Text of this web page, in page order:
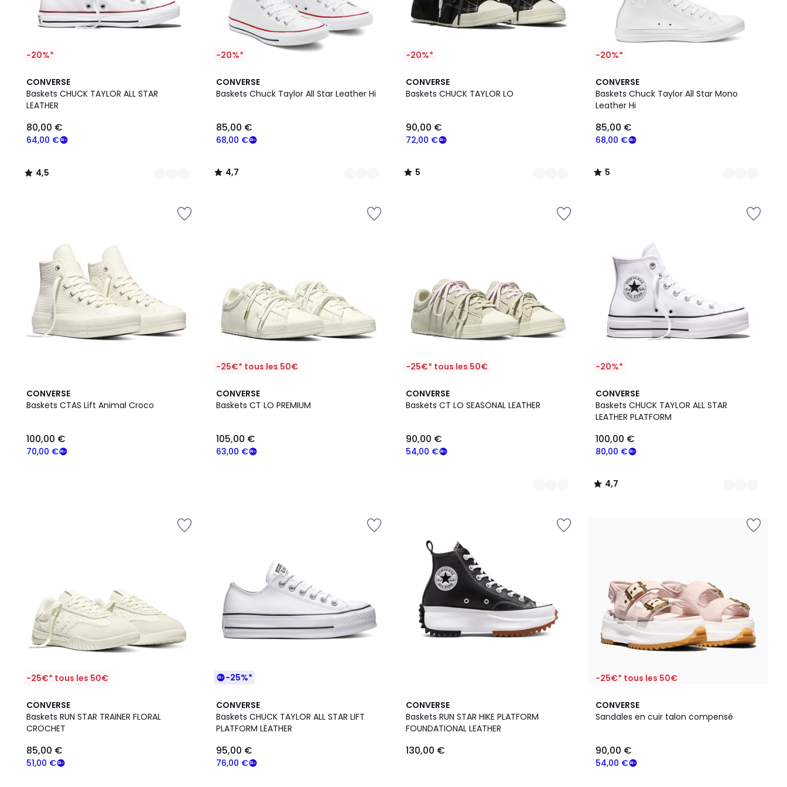
-20%*
CONVERSE
Baskets CHUCK TAYLOR ALL STAR
LEATHER
€
souscrivez
programme
64,00 €
80,00 €
4,5
/ 5
4
Couleurs
4,5
/
-20%*
CONVERSE
Baskets Chuck Taylor All Star Leather Hi
68,00 €
85,00 €
4,7
/ 5
2
Couleurs
4,7
/
-20%*
CONVERSE
Baskets CHUCK TAYLOR LO
72,00 €
90,00 €
5
/
3
Couleurs
5
/
-20%*
CONVERSE
Baskets Chuck Taylor All Star Mono
Leather Hi
68,00 €
85,00 €
5
/
5
2
Couleurs
5
/
CONVERSE
Baskets CTAS Lift Animal Croco
70,00 €
100,00 €
-25€* tous les 50€
CONVERSE
Baskets CT LO PREMIUM
63,00 €
105,00 €
-25€* tous les 50€
CONVERSE
Baskets CT LO SEASONAL LEATHER
54,00 €
90,00 €
2
Couleurs
-20%*
CONVERSE
Baskets CHUCK TAYLOR ALL STAR
LEATHER PLATFORM
80,00 €
100,00 €
4,7
/ 5
2
Couleurs
4,7
/
-25€* tous les 50€
CONVERSE
Baskets RUN STAR TRAINER FLORAL
CROCHET
51,00 €
85,00 €
5
/
5
-25%*
CONVERSE
Baskets CHUCK TAYLOR ALL STAR LIFT
PLATFORM LEATHER
76,00 €
95,00 €
4,4
/ 5
2
Couleurs
CONVERSE
Baskets RUN STAR HIKE PLATFORM
FOUNDATIONAL LEATHER
130,00 €
5
/
5
-25€* tous les 50€
CONVERSE
Sandales en cuir talon compensé
54,00 €
90,00 €
5
/
3
Couleurs